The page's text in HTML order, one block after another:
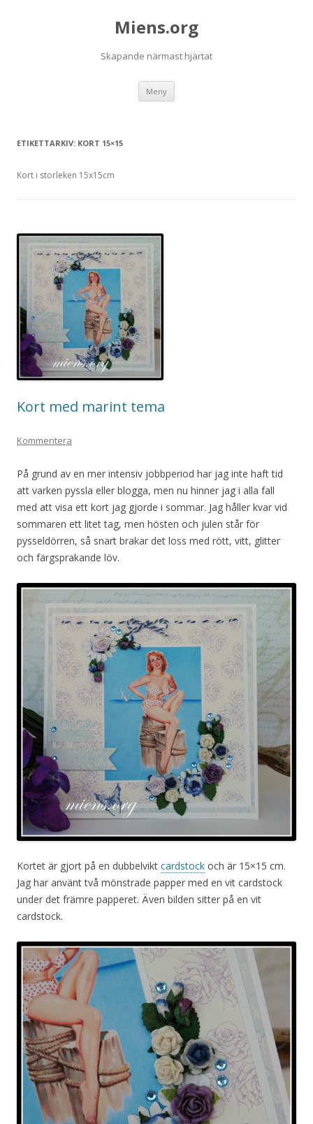
Miens.org
Skapande närmast hjärtat
Meny
ETIKETTARKIV: KORT 15×15
Kort i storleken 15x15cm
Kort med marint tema
Kommentera
På grund av en mer intensiv jobbperiod har jag inte haft tid
att varken pyssla eller blogga, men nu hinner jag i alla fall
med att visa ett kort jag gjorde i sommar. Jag håller kvar vid
sommaren ett litet tag, men hösten och julen står för
pysseldörren, så snart brakar det loss med rött, vitt, glitter
och färgsprakande löv.
Kortet är gjort på en dubbelvikt cardstock och är 15×15 cm.
Jag har använt två mönstrade papper med en vit cardstock
under det främre papperet. Även bilden sitter på en vit
cardstock.